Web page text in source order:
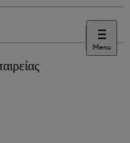
Menu